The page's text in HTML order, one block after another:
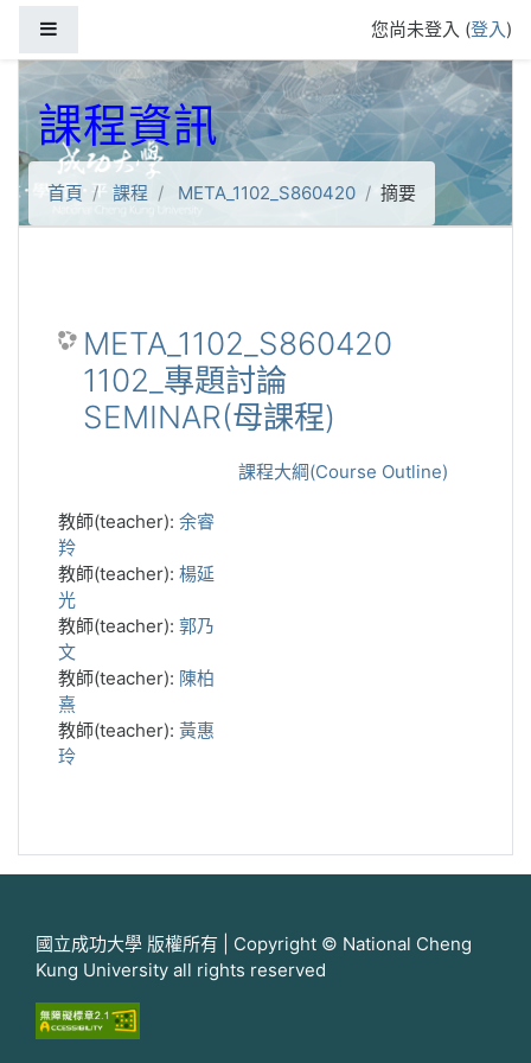
您尚未登入 (登入)
課程資訊
首頁 課程 META_1102_S860420 摘要
META_1102_S860420
1102_專題討論
SEMINAR(母課程)
課程大綱(Course Outline)
教師(teacher): 余睿
羚
教師(teacher): 楊延
光
教師(teacher): 郭乃
文
教師(teacher): 陳柏
熹
教師(teacher): 黃惠
玲
國立成功大學 版權所有 | Copyright © National Cheng
Kung University all rights reserved